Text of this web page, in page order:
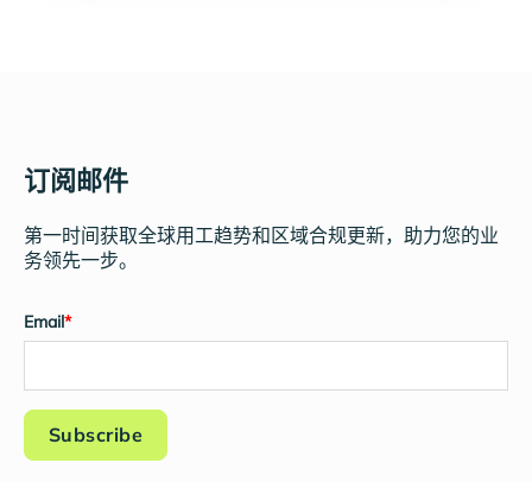
订阅邮件
第一时间获取全球用工趋势和区域合规更新，助力您的业
务领先一步。
Email*